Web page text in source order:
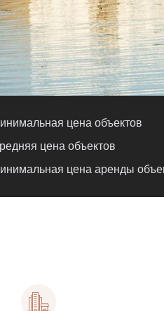
цена объектов
цена объектов
цена аренды